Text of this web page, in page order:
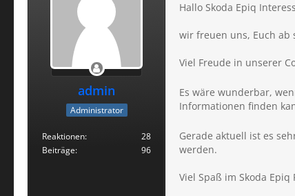
admin
Administrator
Reaktionen
28
Beiträge
96
Hallo Skoda Epiq
wir freuen uns, Euch ab
Viel Freude in unserer
Es wäre wunderbar,
Informationen finden
Gerade aktuell ist es
werden.
Viel Spaß im Skoda Epiq